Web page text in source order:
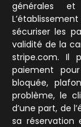
générales
sécuriser les
validité de la
stripe.com. Il
paiement
bloquée,
problème, le
d’une part, de
sa réservation